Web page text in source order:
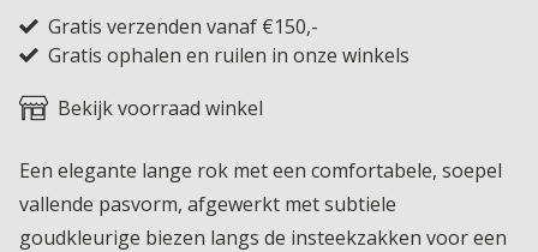
Gratis verzenden vanaf €150,-
Gratis ophalen en ruilen in onze winkels
Bekijk voorraad winkel
Een elegante lange rok met een comfortabele, soepel
vallende pasvorm, afgewerkt met subtiele
goudkleurige biezen langs de insteekzakken voor een